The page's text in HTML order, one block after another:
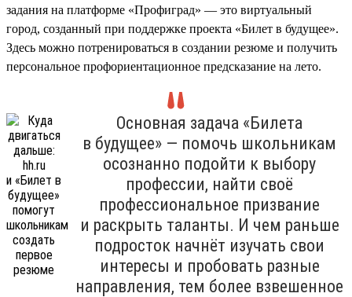
задания на платформе «Профиград» — это виртуальный
город, созданный при поддержке проекта «Билет в будущее».
Здесь можно потренироваться в создании резюме и получить
персональное профориентационное предсказание на лето.
Основная задача «Билета
в будущее» — помочь школьникам
осознанно подойти к выбору
профессии, найти своё
профессиональное призвание
и раскрыть таланты. И чем раньше
подросток начнёт изучать свои
интересы и пробовать разные
направления, тем более взвешенное